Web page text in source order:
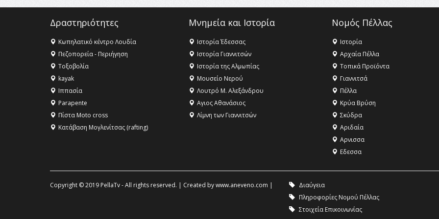
Δραστηριότητες
Κωπηλατικό κέντρο Λουδία
Πεζοπορεία - Περιήγηση
Τοξοβολία
kayak
Ιππασία
Parapente
Πίστα Moto cross
Κατάβαση Μογλενίτσας (rafting)
Μνημεία και Ιστορία
Ιστορία Έδεσσας
Ιστορία Γιαννιτσών
Ιστορία της Αλμωπίας
Μουσείο Νερού
Λουτρό Μ. Αλεξάνδρου
Αγιος Αθανάσιος
Λίμνη των Γιαννιτσών
Νομός Πέλλας
Ιστορία
Αρχαία Πέλλα
Τοπικά Προϊόντα
Γιαννιτσά
Πέλλα
Κρύα Βρύση
Σκύδρα
Αριδαία
Aρνισσα
Eδεσσα
Copyright © 2019 PellaTv - All rights reserved. | Created bywww.aneveno.com | Διαύγεια
Πληροφορίες Νομού Πέλλας
Στοιχεία Επικοινωνίας